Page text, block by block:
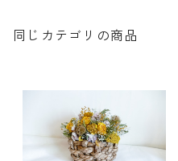
同じカテゴリの商品